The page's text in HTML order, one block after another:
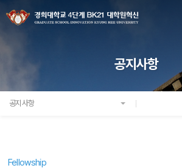
공지사항
공지사항
Fellowship